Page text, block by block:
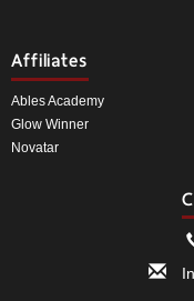
Affiliates
Ables Academy
Glow Winner
Novatar